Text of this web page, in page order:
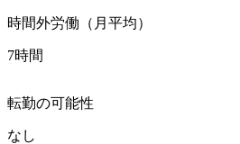
時間外労働（月平均）
7時間
転勤の可能性
なし